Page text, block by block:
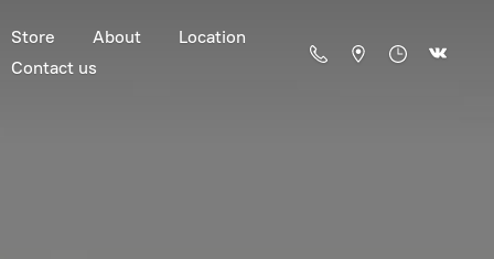
Store About
Location
Contact us